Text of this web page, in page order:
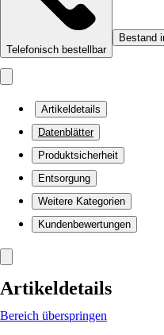
Telefonisch bestellbar
Bestand
Artikeldetails
Datenblätter
Produktsicherheit
Entsorgung
Weitere Kategorien
Kundenbewertungen
Artikeldetails
Bereich überspringen